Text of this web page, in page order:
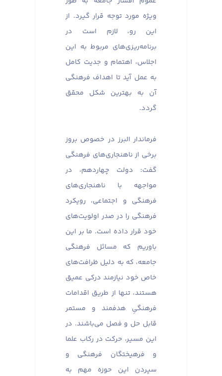
ویژه مورد توجه قرار گیرد. از
این رو، لازم است در
برنامه‌ریزی‌های مربوط به این
اجلاس، اهتمام و جدیت کامل
به عمل آید تا اهداف فرهنگی
آن به بهترین شکل محقق
گردد.
فرماندار البرز در خصوص بروز
برخی از ناهنجاری‌های فرهنگی
گفت: دولت چهاردهم، در
مواجهه با ناهنجاری‌های
فرهنگی و اجتماعی، رویکرد
فرهنگی را در صدر اولویت‌های
خود قرار داده است. ما بر این
باوریم که مسائل فرهنگی
جامعه، که به دلیل ظرافت‌های
خاص خود نیازمند درکی عمیق
هستند، تنها از طریق اقدامات
فرهنگیِ هدفمند و مستمر
قابل حل و فصل می‌باشند. در
این مسیر، حرکت در رکاب علما
و فرهیختگان فرهنگی و
سپردن این حوزه مهم به